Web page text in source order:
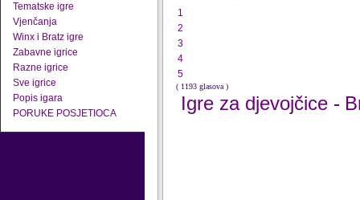
Tematske igre
Vjenčanja
Winx i Bratz igre
Zabavne igrice
Razne igrice
Sve igrice
Popis igara
PORUKE POSJETIOCA
1
2
3
4
5
( 1193 glasova )
Igre za djevojčice -